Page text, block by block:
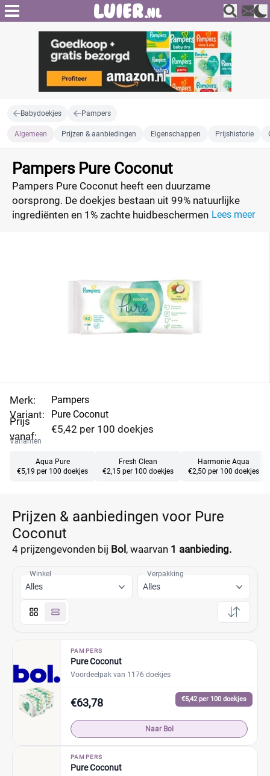
Babydoekjes Pampers
Algemeen Prijzen & aanbiedingen Eigenschappen Prijshistorie
Pampers Pure Coconut
Pampers Pure Coconut heeft een duurzame
oorsprong. De doekjes bestaan uit 99% natuurlijke
ingrediënten en 1% zachte huidbeschermende
Vind in onderstaand overzicht de beste aanbiedingen
en laagste prijzen van Pampers Pure Coconut.
Lees meer
Merk:
Variant:
Prijs
vanaf:
Pampers
Pure Coconut
€5,42 per 100 doekjes
Varianten
Aqua Pure
€5,19 per 100 doekjes
Fresh Clean
€2,15 per 100 doekjes
Harmonie Aqua
€2,50 per 100 doekjes
Prijzen & aanbiedingen voor Pure
Coconut
4 prijzengevonden bij Bol , waarvan 1 aanbieding.
Winkel
Alles
Verpakking
Alles
PAMPERS
Pure Coconut
Voordeelpak van 1176 doekjes
€5,42 per 100 doekjes
€63,78
Naar Bol
PAMPERS
Pure Coconut